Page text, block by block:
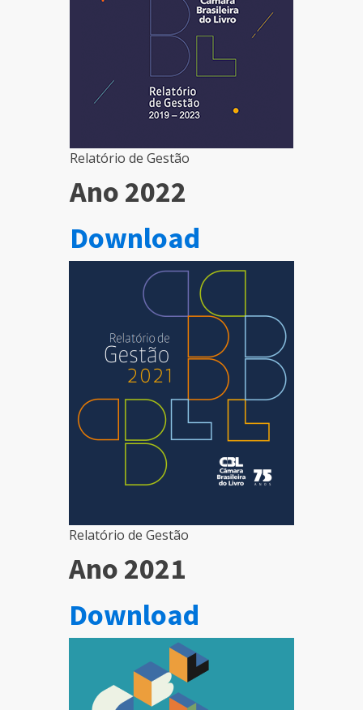
Relatório de Gestão
Ano 2022
Download
Relatório de Gestão
Ano 2021
Download